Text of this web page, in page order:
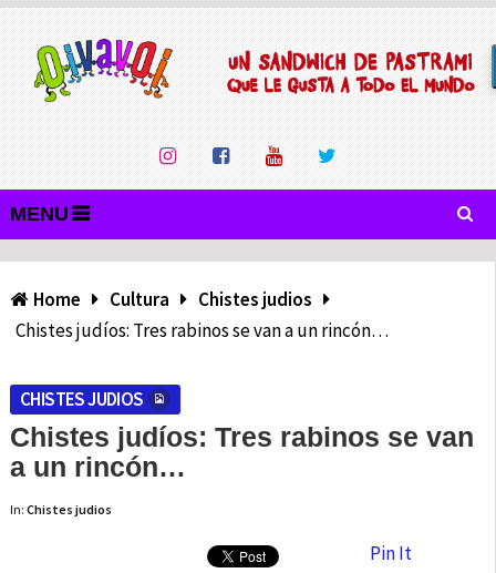
MENU
Home Cultura
Chistes judios
Chistes judíos: Tres rabinos se van a un rincón…
CHISTES JUDIOS
Chistes judíos: Tres rabinos se van
a un rincón…
In: Chistes judios
Pin It